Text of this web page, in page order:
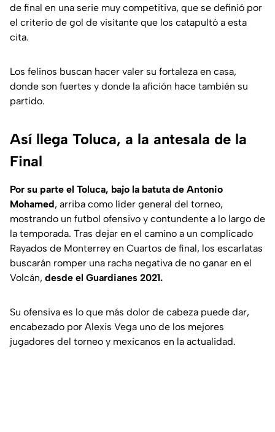
de final en una serie muy competitiva, que se definió por
el criterio de gol de visitante que los catapultó a esta
cita.
Los felinos buscan hacer valer su fortaleza en casa,
donde son fuertes y donde la afición hace también su
partido.
Así llega Toluca, a la antesala de la
Final
Por su parte el Toluca, bajo la batuta de Antonio
Mohamed, arriba como líder general del torneo,
mostrando un futbol ofensivo y contundente a lo largo de
la temporada. Tras dejar en el camino a un complicado
Rayados de Monterrey en Cuartos de final, los escarlatas
buscarán romper una racha negativa de no ganar en el
Volcán, desde el Guardianes 2021.
Su ofensiva es lo que más dolor de cabeza puede dar,
encabezado por Alexis Vega uno de los mejores
jugadores del torneo y mexicanos en la actualidad.